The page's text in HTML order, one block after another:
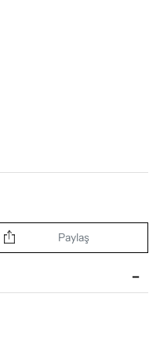
Paylaş